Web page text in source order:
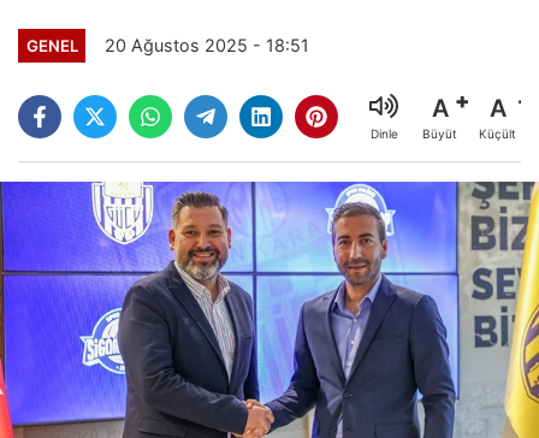
GENEL 20 Ağustos 2025 - 18:51
Dinle
A
Büyüt
A
Küçült